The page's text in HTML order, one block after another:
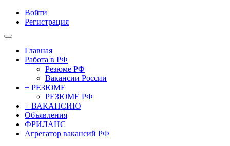
Войти
Регистрация
Главная
Работа в РФ
Резюме РФ
Вакансии России
+ РЕЗЮМЕ
РЕЗЮМЕ РФ
+ ВАКАНСИЮ
Объявления
ФРИЛАНС
Агрегатор вакансий РФ